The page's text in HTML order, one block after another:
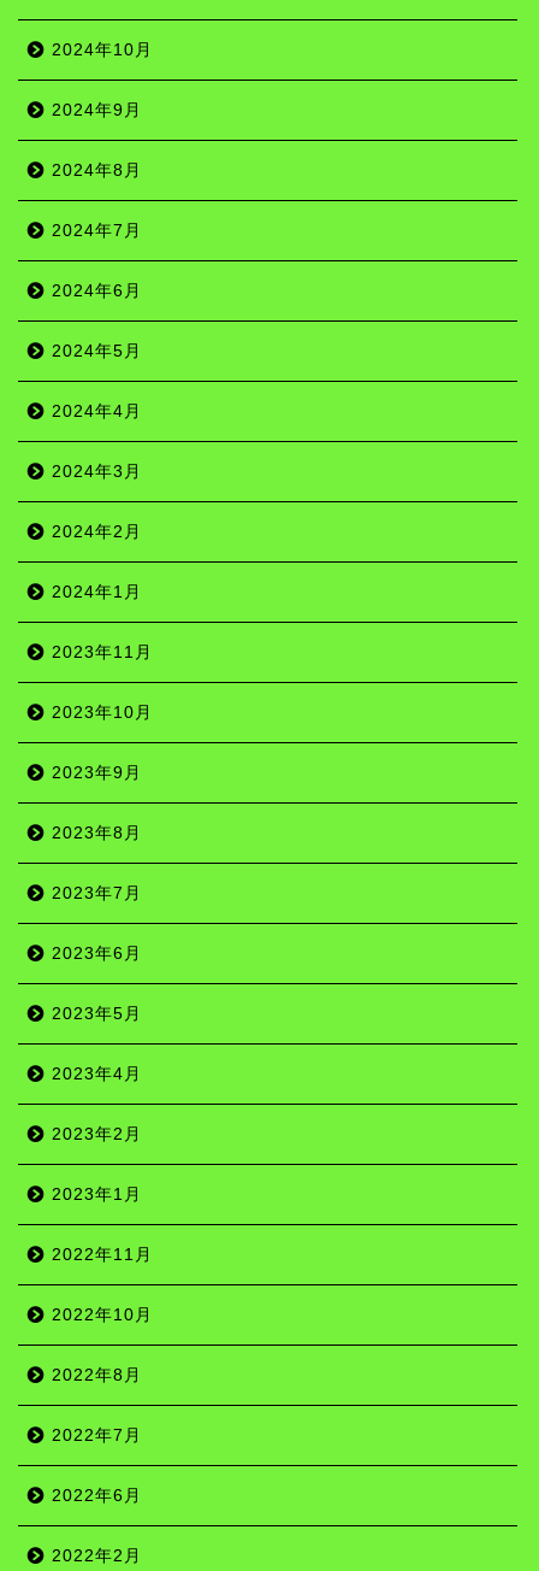
2024年10月
2024年9月
2024年8月
2024年7月
2024年6月
2024年5月
2024年4月
2024年3月
2024年2月
2024年1月
2023年11月
2023年10月
2023年9月
2023年8月
2023年7月
2023年6月
2023年5月
2023年4月
2023年2月
2023年1月
2022年11月
2022年10月
2022年8月
2022年7月
2022年6月
2022年2月